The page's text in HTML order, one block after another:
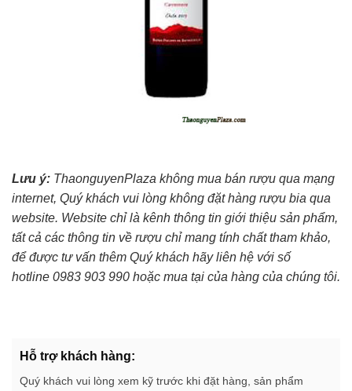
Lưu ý: ThaonguyenPlaza không mua bán rượu qua mạng
internet, Quý khách vui lòng không đặt hàng rượu bia qua
website. Website chỉ là kênh thông tin giới thiệu sản phẩm,
tất cả các thông tin về rượu chỉ mang tính chất tham khảo,
để được tư vấn thêm Quý khách hãy liên hệ với số
hotline 0983 903 990 hoặc mua tại của hàng của chúng tôi.
Hỗ trợ khách hàng:
Quý khách vui lòng xem kỹ trước khi đặt hàng, sản phẩm